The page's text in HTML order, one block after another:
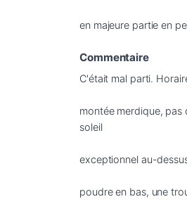
en majeure partie en
Commentaire
C'était mal parti.
montée merdique, pas
soleil
exceptionnel au-
poudre en bas, une